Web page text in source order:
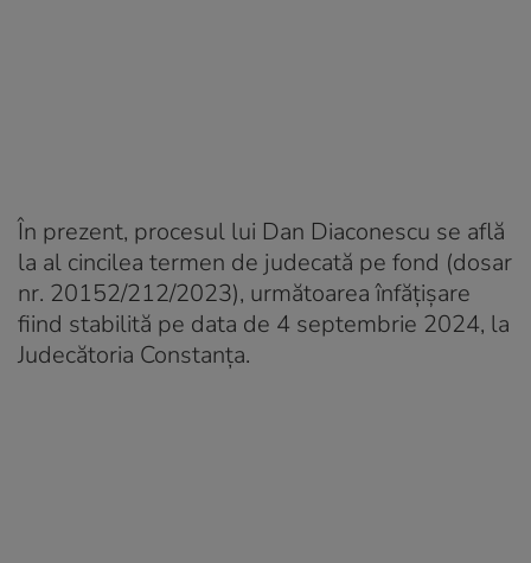
În prezent, procesul lui Dan Diaconescu se află
la al cincilea termen de judecată pe fond (dosar
nr. 20152/212/2023), următoarea înfățișare
fiind stabilită pe data de 4 septembrie 2024, la
Judecătoria Constanța.